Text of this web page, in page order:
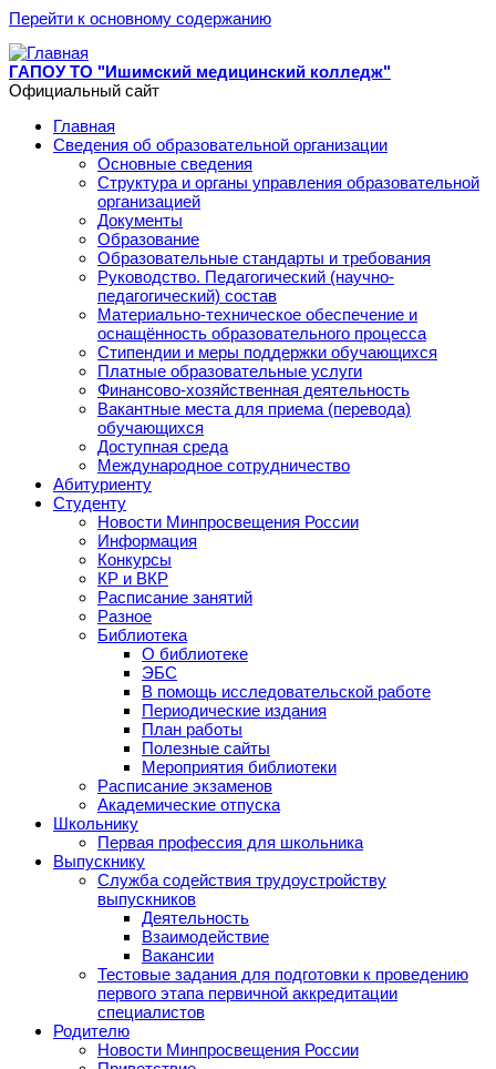
Перейти к основному содержанию
ГАПОУ ТО "Ишимский медицинский колледж"
Официальный сайт
Главная
Сведения об образовательной организации
Основные сведения
Структура и органы управления образовательной
организацией
Документы
Образование
Образовательные стандарты и требования
Руководство. Педагогический (научно-
педагогический) состав
Материально-техническое обеспечение и
оснащённость образовательного процесса
Стипендии и меры поддержки обучающихся
Платные образовательные услуги
Финансово-хозяйственная деятельность
Вакантные места для приема (перевода)
обучающихся
Доступная среда
Международное сотрудничество
Абитуриенту
Студенту
Новости Минпросвещения России
Информация
Конкурсы
КР и ВКР
Расписание занятий
Разное
Библиотека
О библиотеке
ЭБС
В помощь исследовательской работе
Периодические издания
План работы
Полезные сайты
Мероприятия библиотеки
Расписание экзаменов
Академические отпуска
Школьнику
Первая профессия для школьника
Выпускнику
Служба содействия трудоустройству
выпускников
Деятельность
Взаимодействие
Вакансии
Тестовые задания для подготовки к проведению
первого этапа первичной аккредитации
специалистов
Родителю
Новости Минпросвещения России